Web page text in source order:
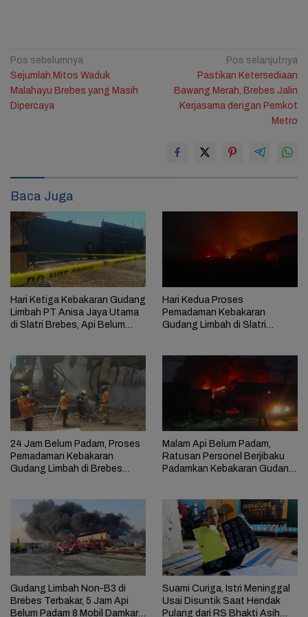
Navigasi
pos
Pos sebelumnya
Sejumlah Mitos Waduk
Malahayu Brebes yang Masih
Dipercaya
Pos selanjutnya
Pastikan Ketersediaan
Bawang Merah, Brebes Jalin
Kerjasama dengan Pemkot
Metro
Baca Juga
Hari Ketiga Kebakaran Gudang
Limbah PT Anisa Jaya Utama
di Slatri Brebes, Api Belum
Hari Kedua Proses
Pemadaman Kebakaran
Gudang Limbah di Slatri
24 Jam Belum Padam, Proses
Pemadaman Kebakaran
Gudang Limbah di Brebes
Malam Api Belum Padam,
Ratusan Personel Berjibaku
Padamkan Kebakaran Gudang
Gudang Limbah Non-B3 di
Brebes Terbakar, 5 Jam Api
Belum Padam 8 Mobil Damkar
Suami Curiga, Istri Meninggal
Usai Disuntik Saat Hendak
Pulang dari RS Bhakti Asih